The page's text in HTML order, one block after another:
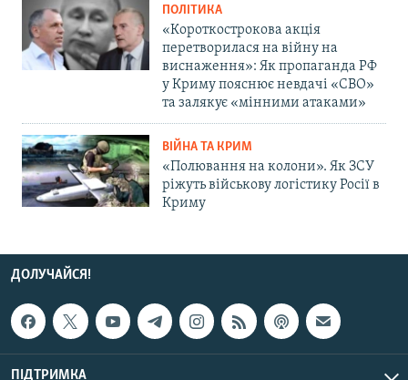
ПОЛІТИКА
«Короткострокова акція
перетворилася на війну на
виснаження»: Як пропаганда РФ
у Криму пояснює невдачі «СВО»
та залякує «мінними атаками»
ВІЙНА ТА КРИМ
«Полювання на колони». Як ЗСУ
ріжуть військову логістику Росії в
Криму
ДОЛУЧАЙСЯ!
ПІДТРИМКА